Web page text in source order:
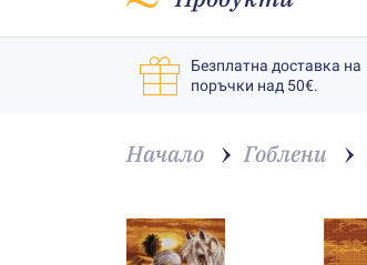
Безплатна доставка на
поръчки над 50€.
Начало Гоблени